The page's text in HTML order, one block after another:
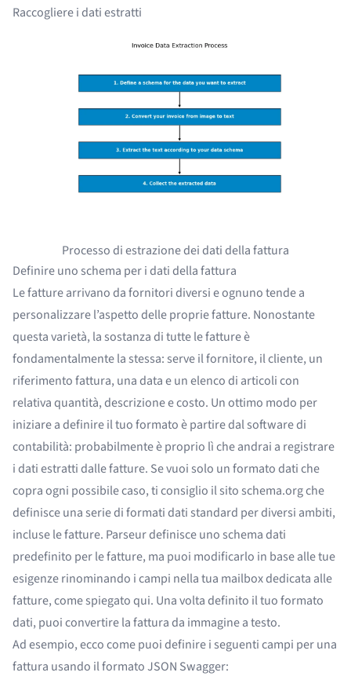
Raccogliere i dati estratti
Processo di estrazione dei dati della fattura
Definire uno schema per i dati della fattura
Le fatture arrivano da fornitori diversi e ognuno tende a
personalizzare l’aspetto delle proprie fatture. Nonostante
questa varietà, la sostanza di tutte le fatture è
fondamentalmente la stessa: serve il fornitore, il cliente, un
riferimento fattura, una data e un elenco di articoli con
relativa quantità, descrizione e costo. Un ottimo modo per
iniziare a definire il tuo formato è partire dal software di
contabilità: probabilmente è proprio lì che andrai a registrare
i dati estratti dalle fatture. Se vuoi solo un formato dati che
copra ogni possibile caso, ti consiglio il sito schema.orgche
definisce una serie di formati dati standard per diversi ambiti,
incluse lefatture. Parseurdefinisce uno schema dati
predefinito per le fatture, ma puoi modificarlo in base alle tue
esigenze rinominando i campi nella tua mailbox dedicata alle
fatture,come spiegato qui. Una volta definito il tuo formato
dati, puoi convertire la fattura da immagine a testo.
Ad esempio, ecco come puoi definire i seguenti campi per una
fattura usando il formato JSON Swagger: